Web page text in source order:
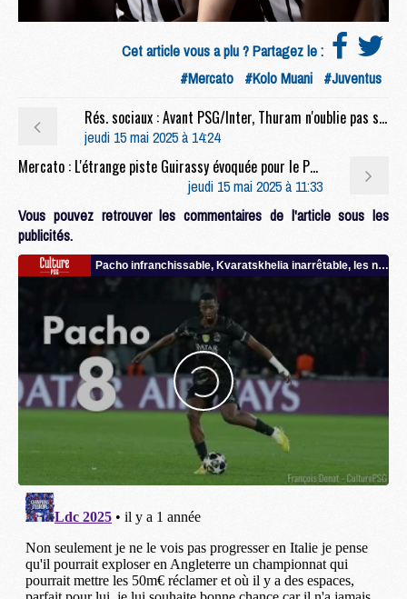
Cet article vous a plu ? Partagez le :
#Mercato #Kolo Muani #Juventus
Rés. sociaux : Avant PSG/Inter, Thuram n'oublie pas son « frère » Dembélé
jeudi 15 mai 2025 à 14:24
Mercato : L'étrange piste Guirassy évoquée pour le PSG en Allemagne
jeudi 15 mai 2025 à 11:33
Vous pouvez retrouver les commentaires de l'article sous les
publicités.